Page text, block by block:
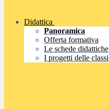
Didattica
Panoramica
Offerta formativa
Le schede didattiche
I progetti delle classi